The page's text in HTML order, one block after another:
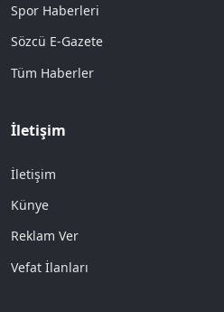
Spor Haberleri
Sözcü E-Gazete
Tüm Haberler
İletişim
İletişim
Künye
Reklam Ver
Vefat İlanları